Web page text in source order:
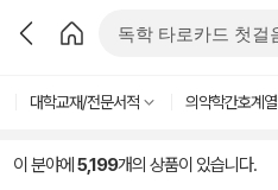
대학교재/전문서적 의약학간호계열
이 분야에 5,199개의 상품이 있습니다.